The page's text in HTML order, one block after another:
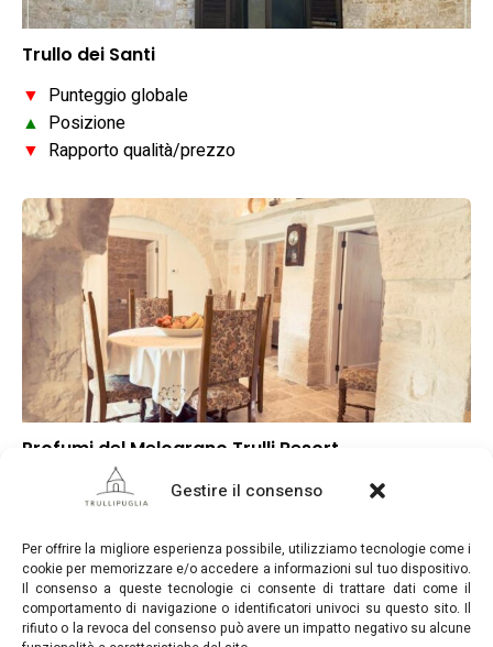
Gestire il consenso
Per offrire la migliore esperienza possibile, utilizziamo tecnologie come i
cookie per memorizzare e/o accedere a informazioni sul tuo dispositivo.
Il consenso a queste tecnologie ci consente di trattare dati come il
comportamento di navigazione o identificatori univoci su questo sito. Il
rifiuto o la revoca del consenso può avere un impatto negativo su alcune
Trullo dei Santi
▼ Punteggio globale
▲ Posizione
▼ Rapporto qualità/prezzo
Profumi del Melograno Trulli Resort
Punteggio globale
▲Rapporto qualità/prezzo